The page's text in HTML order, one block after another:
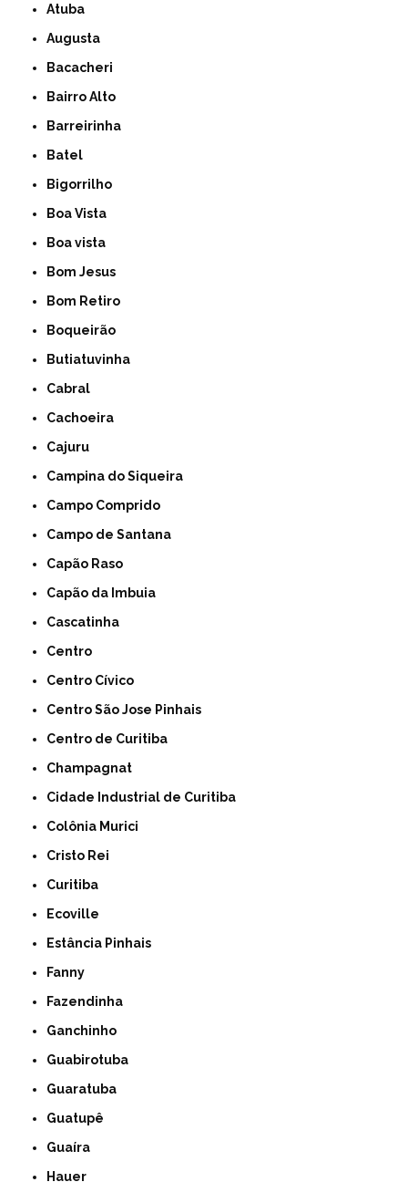
Atuba
Augusta
Bacacheri
Bairro Alto
Barreirinha
Batel
Bigorrilho
Boa Vista
Boa vista
Bom Jesus
Bom Retiro
Boqueirão
Butiatuvinha
Cabral
Cachoeira
Cajuru
Campina do Siqueira
Campo Comprido
Campo de Santana
Capão Raso
Capão da Imbuia
Cascatinha
Centro
Centro Cívico
Centro São Jose Pinhais
Centro de Curitiba
Champagnat
Cidade Industrial de Curitiba
Colônia Murici
Cristo Rei
Curitiba
Ecoville
Estância Pinhais
Fanny
Fazendinha
Ganchinho
Guabirotuba
Guaratuba
Guatupê
Guaíra
Hauer